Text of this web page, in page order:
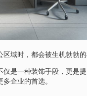
域时，都会被生机勃勃
是一种装饰手段，更是
企业的首选。